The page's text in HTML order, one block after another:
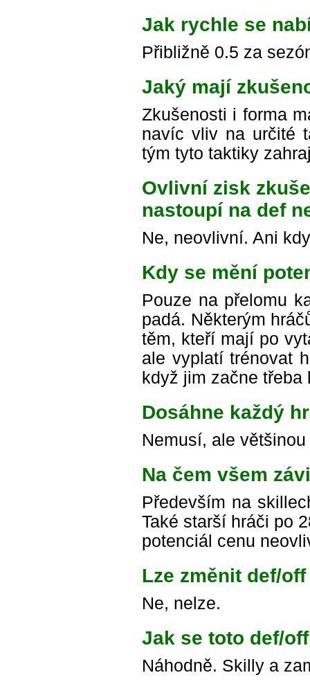
Jak rychle se
Přibližně 0.5 za
Jaký mají
Zkušenosti i forma
navíc vliv na určité
tým tyto taktiky
Ovlivní zisk
nastoupí na def
Ne, neovlivní. Ani
Kdy se mění
Pouze na přelomu
padá. Některým
těm, kteří mají po
ale vyplatí trénovat
když jim začne třeba
Dosáhne každý
Nemusí, ale většinou
Na čem všem
Především na
Také starší hráči po
potenciál cenu
Lze změnit def/
Ne, nelze.
Jak se toto def/
Náhodně. Skilly a